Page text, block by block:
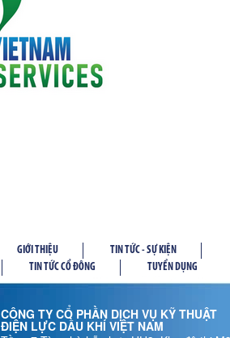
GIỚI THIỆU
TIN TỨC - SỰ KIỆN
TIN TỨC CỔ ĐÔNG TUYỂN DỤNG
CÔNG TY CỔ PHẦN DỊCH VỤ KỸ THUẬT
ĐIỆN LỰC DẦU KHÍ VIỆT NAM